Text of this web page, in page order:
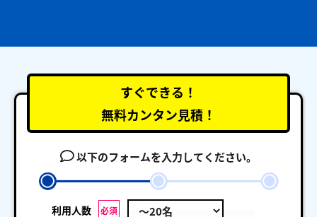
すぐできる！
無料カンタン見積！
以下のフォームを入力してください。
利用人数 必須